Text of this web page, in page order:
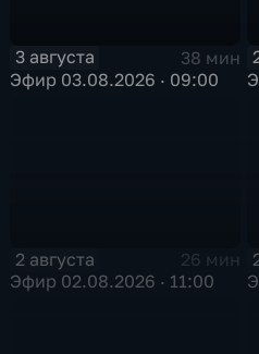
3 августа
38 мин
Эфир 03.08.2026 · 09:00
2 августа
26 мин
Эфир 02.08.2026 · 11:00